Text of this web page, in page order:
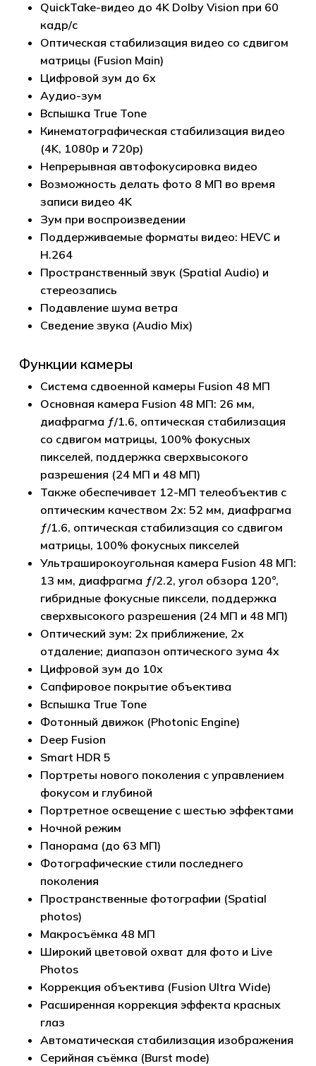
Корзина пуста.
QuickTake-видео до 4K Dolby Vision при 60
кадр/с
Оптическая стабилизация видео со сдвигом
матрицы (Fusion Main)
Цифровой зум до 6x
Аудио-зум
Вспышка True Tone
Кинематографическая стабилизация видео
(4K, 1080p и 720p)
Непрерывная автофокусировка видео
Возможность делать фото 8 МП во время
записи видео 4K
Зум при воспроизведении
Поддерживаемые форматы видео: HEVC и
H.264
Пространственный звук (Spatial Audio) и
стереозапись
Подавление шума ветра
Сведение звука (Audio Mix)
Функции камеры
Система сдвоенной камеры Fusion 48 МП
Основная камера Fusion 48 МП: 26 мм,
диафрагма ƒ/1.6, оптическая стабилизация
со сдвигом матрицы, 100% фокусных
пикселей, поддержка сверхвысокого
разрешения (24 МП и 48 МП)
Также обеспечивает 12-МП телеобъектив с
оптическим качеством 2x: 52 мм, диафрагма
ƒ/1.6, оптическая стабилизация со сдвигом
матрицы, 100% фокусных пикселей
Ультраширокоугольная камера Fusion 48 МП:
13 мм, диафрагма ƒ/2.2, угол обзора 120°,
гибридные фокусные пиксели, поддержка
сверхвысокого разрешения (24 МП и 48 МП)
Оптический зум: 2x приближение, 2x
отдаление; диапазон оптического зума 4x
Цифровой зум до 10x
Сапфировое покрытие объектива
Вспышка True Tone
Фотонный движок (Photonic Engine)
Deep Fusion
Smart HDR 5
Портреты нового поколения с управлением
фокусом и глубиной
Портретное освещение с шестью эффектами
Ночной режим
Панорама (до 63 МП)
Фотографические стили последнего
поколения
Пространственные фотографии (Spatial
photos)
Макросъёмка 48 МП
Широкий цветовой охват для фото и Live
Photos
Коррекция объектива (Fusion Ultra Wide)
Расширенная коррекция эффекта красных
глаз
Автоматическая стабилизация изображения
Серийная съёмка (Burst mode)